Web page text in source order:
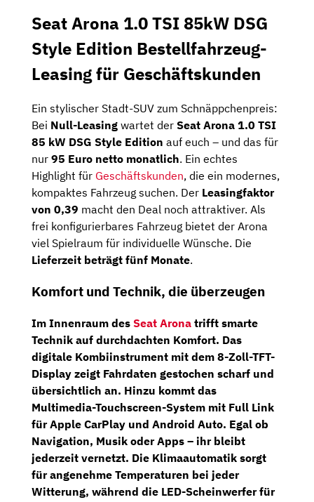
Seat Arona 1.0 TSI 85kW DSG
Style Edition Bestellfahrzeug-
Leasing für Geschäftskunden
Ein stylischer Stadt-SUV zum Schnäppchenpreis:
Bei Null-Leasing wartet der Seat Arona 1.0 TSI
85 kW DSG Style Edition auf euch – und das für
nur 95 Euro netto monatlich. Ein echtes
Highlight für Geschäftskunden, die ein modernes,
kompaktes Fahrzeug suchen. Der Leasingfaktor
von 0,39 macht den Deal noch attraktiver. Als
frei konfigurierbares Fahrzeug bietet der Arona
viel Spielraum für individuelle Wünsche. Die
Lieferzeit beträgt fünf Monate.
Komfort und Technik, die überzeugen
Im Innenraum des Seat Arona trifft smarte
Technik auf durchdachten Komfort. Das
digitale Kombiinstrument mit dem 8-Zoll-TFT-
Display zeigt Fahrdaten gestochen scharf und
übersichtlich an. Hinzu kommt das
Multimedia-Touchscreen-System mit Full Link
für Apple CarPlay und Android Auto. Egal ob
Navigation, Musik oder Apps – ihr bleibt
jederzeit vernetzt. Die Klimaautomatik sorgt
für angenehme Temperaturen bei jeder
Witterung, während die LED-Scheinwerferfür